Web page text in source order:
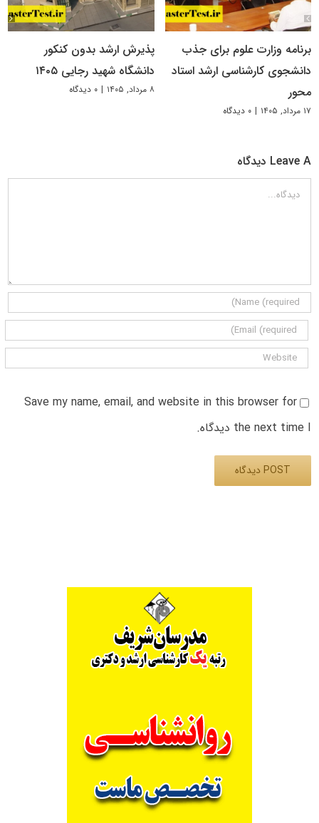
برنامه وزارت علوم برای جذب
دانشجوی کارشناسی ارشد استاد
محور
۱۷ مرداد, ۱۴۰۵ | ۰ دیدگاه
پذیرش ارشد بدون کنکور
دانشگاه شهید رجایی ۱۴۰۵
۸ مرداد, ۱۴۰۵ | ۰ دیدگاه
Leave A دیدگاه
دیدگاه
Save my name, email, and website in this browser for
the next time I دیدگاه.